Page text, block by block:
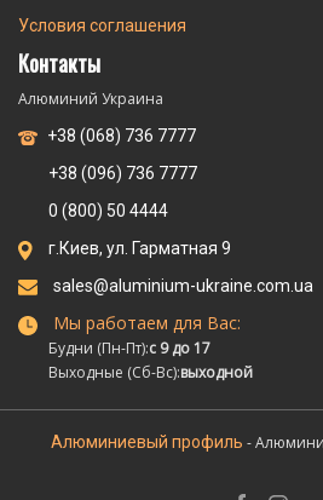
Условия соглашения
Контакты
Алюминий Украина
+38 (068) 736 7777
+38 (096) 736 7777
0 (800) 50 4444
г.Киев, ул. Гарматная 9
sales@aluminium-ukraine.com.ua
Мы работаем для Вас:
Будни (Пн-Пт):с 9 до 17
Выходные (Сб-Вс):выходной
Алюминиевый профиль -